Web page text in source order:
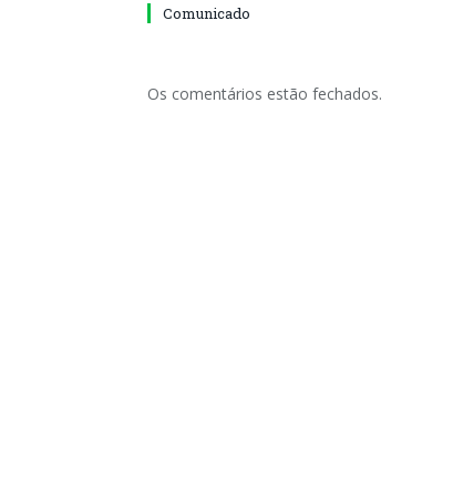
Comunicado
Os comentários estão fechados.